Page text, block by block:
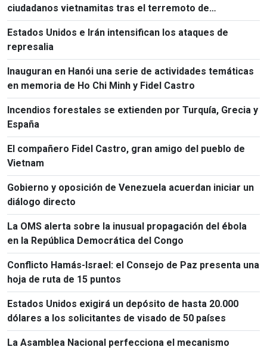
ciudadanos vietnamitas tras el terremoto de
Kumamoto
Estados Unidos e Irán intensifican los ataques de
represalia
Inauguran en Hanói una serie de actividades temáticas
en memoria de Ho Chi Minh y Fidel Castro
Incendios forestales se extienden por Turquía, Grecia y
España
El compañero Fidel Castro, gran amigo del pueblo de
Vietnam
Gobierno y oposición de Venezuela acuerdan iniciar un
diálogo directo
La OMS alerta sobre la inusual propagación del ébola
en la República Democrática del Congo
Conflicto Hamás-Israel: el Consejo de Paz presenta una
hoja de ruta de 15 puntos
Estados Unidos exigirá un depósito de hasta 20.000
dólares a los solicitantes de visado de 50 países
La Asamblea Nacional perfecciona el mecanismo